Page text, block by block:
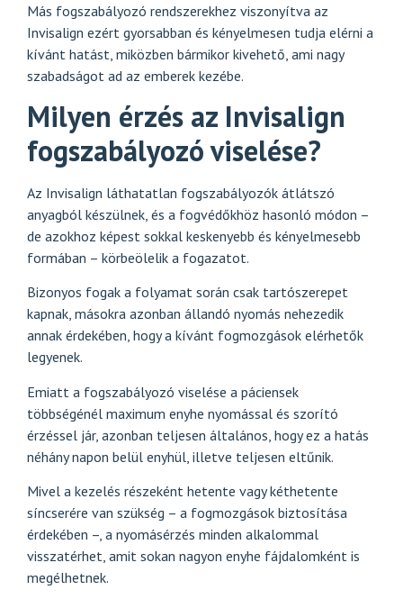
Más fogszabályozó rendszerekhez viszonyítva az
Invisalign ezért gyorsabban és kényelmesen tudja elérni a
kívánt hatást, miközben bármikor kivehető, ami nagy
szabadságot ad az emberek kezébe.
Milyen érzés az Invisalign
fogszabályozó viselése?
Az Invisalign láthatatlan fogszabályozók átlátszó
anyagból készülnek, és a fogvédőkhöz hasonló módon –
de azokhoz képest sokkal keskenyebb és kényelmesebb
formában – körbeölelik a fogazatot.
Bizonyos fogak a folyamat során csak tartószerepet
kapnak, másokra azonban állandó nyomás nehezedik
annak érdekében, hogy a kívánt fogmozgások elérhetők
legyenek.
Emiatt a fogszabályozó viselése a páciensek
többségénél maximum enyhe nyomással és szorító
érzéssel jár, azonban teljesen általános, hogy ez a hatás
néhány napon belül enyhül, illetve teljesen eltűnik.
Mivel a kezelés részeként hetente vagy kéthetente
síncserére van szükség – a fogmozgások biztosítása
érdekében –, a nyomásérzés minden alkalommal
visszatérhet, amit sokan nagyon enyhe fájdalomként is
megélhetnek.